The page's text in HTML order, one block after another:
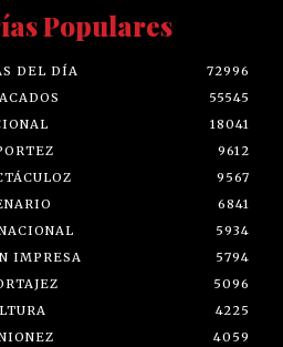
Populares
DEL DÍA
72996
55545
18041
9612
9567
6841
5934
IMPRESA
5794
5096
4225
4059